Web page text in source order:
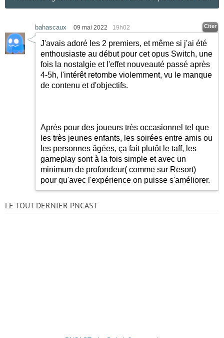
bahascaux 09 mai 2022 19h02 Citer
J'avais adoré les 2 premiers, et même si j'ai été
enthousiaste au début pour cet opus Switch, une
fois la nostalgie et l'effet nouveauté passé après
4-5h, l'intérêt retombe violemment, vu le manque
de contenu et d'objectifs.
Après pour des joueurs très occasionnel tel que
les très jeunes enfants, les soirées entre amis ou
les personnes âgées, ça fait plutôt le taff, les
gameplay sont à la fois simple et avec un
minimum de profondeur( comme sur Resort)
pour qu'avec l'expérience on puisse s'améliorer.
LE TOUT DERNIER PNCAST